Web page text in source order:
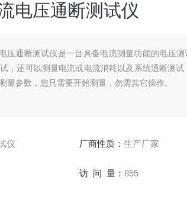
电压通断测试仪
压通断测试仪是一台具备电流测量功能的电压测
，还可以测量电流或电流消耗以及系统通断测
量参数，您只需要开始测量，勿需其它操作。
仪 厂商性质： 生产厂家
访 问 量： 855